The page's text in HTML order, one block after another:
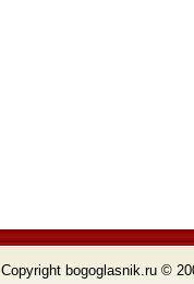
Copyright bogoglasnik.ru ©